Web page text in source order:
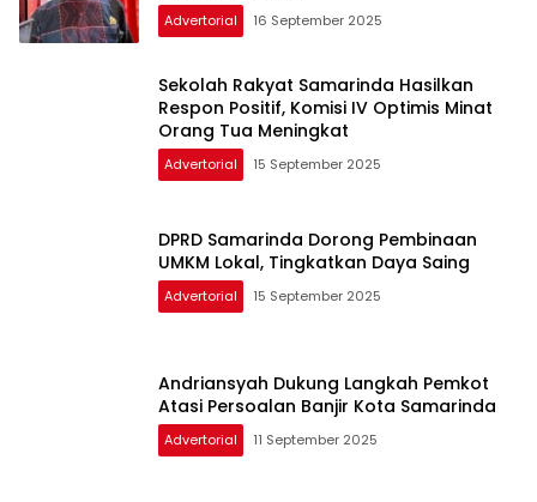
Advertorial 16 September 2025
Sekolah Rakyat Samarinda Hasilkan
Respon Positif, Komisi IV Optimis Minat
Orang Tua Meningkat
Advertorial 15 September 2025
DPRD Samarinda Dorong Pembinaan
UMKM Lokal, Tingkatkan Daya Saing
Advertorial 15 September 2025
Andriansyah Dukung Langkah Pemkot
Atasi Persoalan Banjir Kota Samarinda
Advertorial 11 September 2025